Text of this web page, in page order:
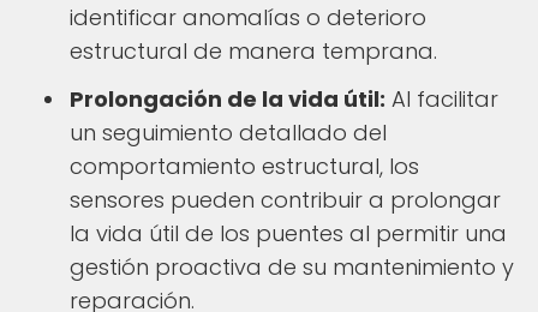
identificar anomalías o deterioro
estructural de manera temprana.
Prolongación de la vida útil: Al facilitar
un seguimiento detallado del
comportamiento estructural, los
sensores pueden contribuir a prolongar
la vida útil de los puentes al permitir una
gestión proactiva de su mantenimiento y
reparación.